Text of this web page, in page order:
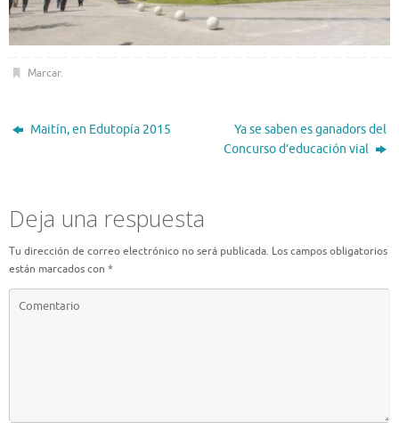
Marcar.
Maitín, en Edutopía 2015
Ya se saben es ganadors del
Concurso d’educación vial
Deja una respuesta
Tu dirección de correo electrónico no será publicada. Los campos obligatorios
están marcados con *